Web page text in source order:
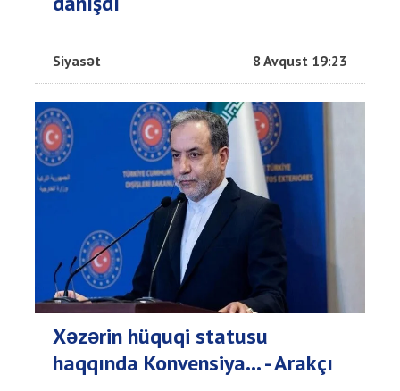
Siyasət 8 Avqust 19:23
Xəzərin hüquqi statusu
haqqında Konvensiya... - Arakçı